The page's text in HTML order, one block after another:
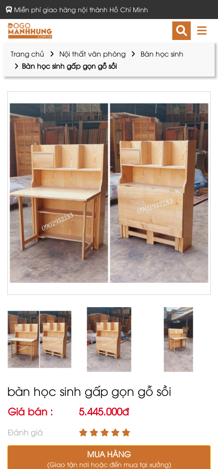
Miễn phí giao hàng nội thành Hồ Chí Minh
Trang chủ Nội thất văn phòng
Bàn học sinh
Bàn học sinh gấp gọn gỗ sồi
bàn học sinh gấp gọn gỗ sồi
Giá bán : 5.445.000đ
Đánh giá
MUA HÀNG
(Giao tận nơi hoặc đến mua tại xưởng)